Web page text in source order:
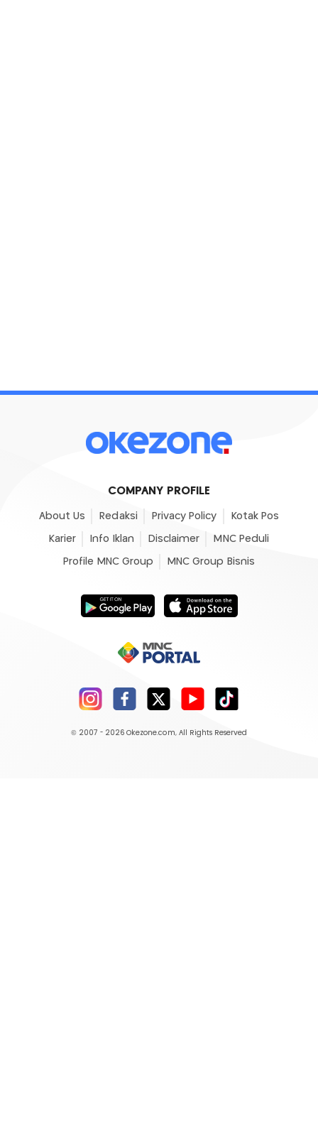
COMPANY PROFILE
About Us Redaksi Privacy Policy Kotak Pos
Karier Info Iklan Disclaimer MNC Peduli
Profile MNC Group MNC Group Bisnis
© 2007 - 2026 Okezone.com, All Rights Reserved